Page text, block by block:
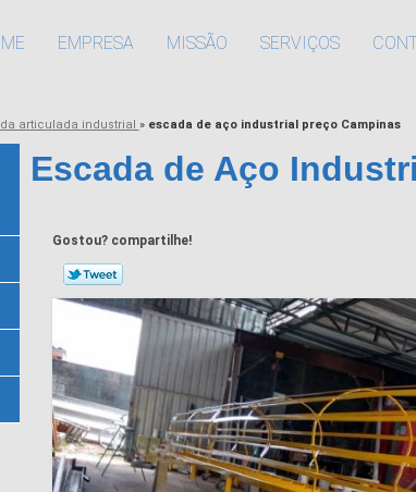
EMPRESA MISSÃO SERVIÇOS
articulada industrial » escada de aço industrial preço Campinas
Escada de Aço
Gostou? compartilhe!